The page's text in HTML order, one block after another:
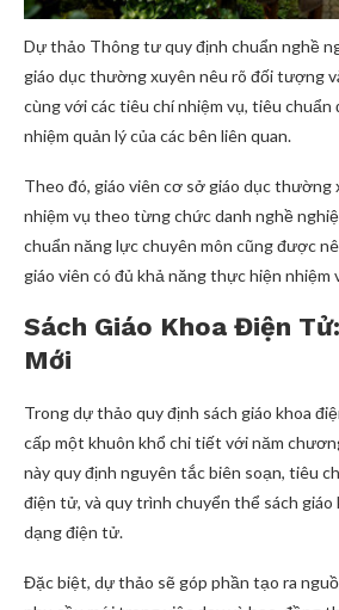
Dự thảo Thông tư quy định chuẩn nghề
giáo dục thường xuyên nêu rõ đối tượng
cùng với các tiêu chí nhiệm vụ, tiêu chuẩn
nhiệm quản lý của các bên liên quan.
Theo đó, giáo viên cơ sở giáo dục thường
nhiệm vụ theo từng chức danh nghề
chuẩn năng lực chuyên môn cũng được
giáo viên có đủ khả năng thực hiện nhiệm
Sách Giáo Khoa Điện
Mới
Trong dự thảo quy định sách giáo khoa
cấp một khuôn khổ chi tiết với năm
này quy định nguyên tắc biên soạn, tiêu
điện tử, và quy trình chuyển thể sách giáo
dạng điện tử.
Đặc biệt, dự thảo sẽ góp phần tạo ra